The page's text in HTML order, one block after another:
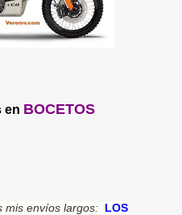
en BOCETOS
mis envíos largos: LOS